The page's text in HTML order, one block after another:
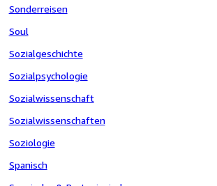
Sonderreisen
Soul
Sozialgeschichte
Sozialpsychologie
Sozialwissenschaft
Sozialwissenschaften
Soziologie
Spanisch